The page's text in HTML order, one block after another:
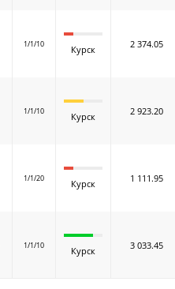
1/1/10 Курск 2 374.05
1/1/10 Курск 2 923.20
1/1/20 Курск 1 111.95
1/1/10 Курск 3 033.45